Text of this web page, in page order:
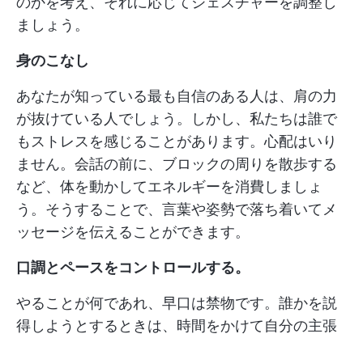
ましょう。
身のこなし
あなたが知っている最も自信のある人は、肩の力
が抜けている人でしょう。しかし、私たちは誰で
もストレスを感じることがあります。心配はいり
ません。会話の前に、ブロックの周りを散歩する
など、体を動かしてエネルギーを消費しましょ
う。そうすることで、言葉や姿勢で落ち着いてメ
ッセージを伝えることができます。
口調とペースをコントロールする。
やることが何であれ、早口は禁物です。誰かを説
得しようとするときは、時間をかけて自分の主張